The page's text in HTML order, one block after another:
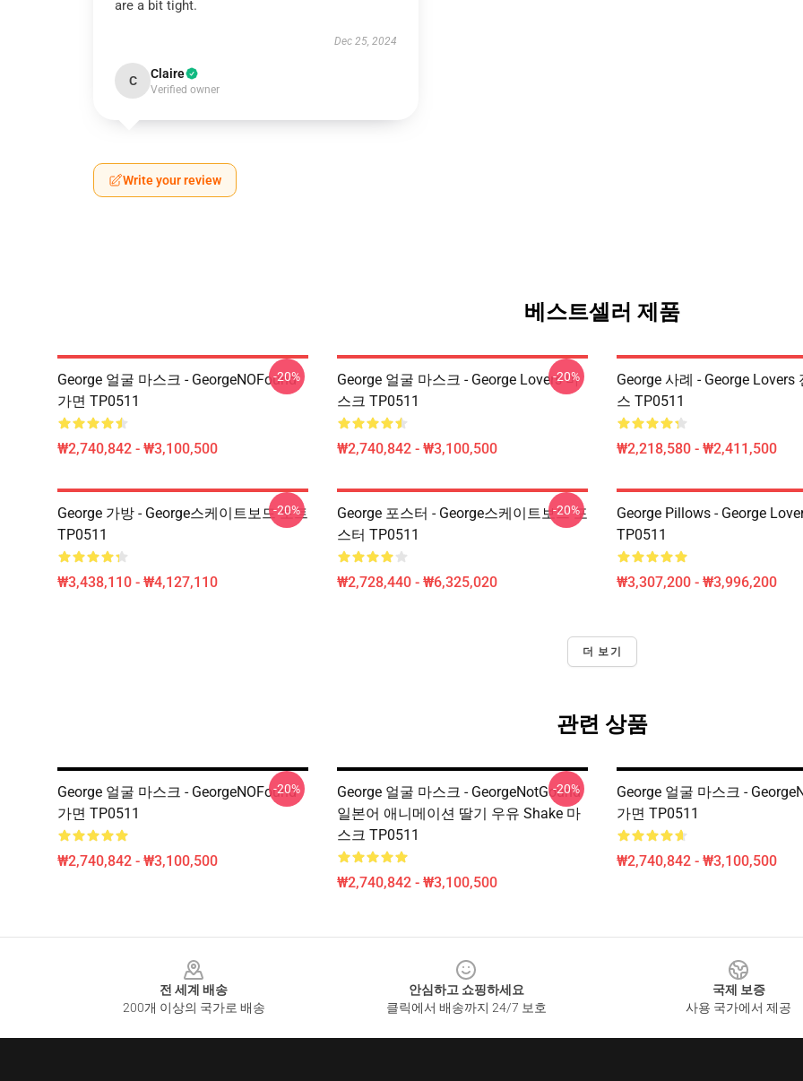
are a bit tight.
Dec 25, 2024
C Claire
Verified owner
Write your review
베스트셀러 제품
George 얼굴 마스크 - GeorgeNOFound
가면 TP0511
₩2,740,842 - ₩3,100,500
-20%
George 얼굴 마스크 - George Lovers 마
스크 TP0511
₩2,740,842 - ₩3,100,500
-20%
George 사례 - George Lovers
스 TP0511
₩2,218,580 - ₩2,411,500
George 가방 - George스케이트보드 토트
TP0511
₩3,438,110 - ₩4,127,110
-20%
George 포스터 - George스케이트보드 포
스터 TP0511
₩2,728,440 - ₩6,325,020
-20%
George Pillows - George
TP0511
₩3,307,200 - ₩3,996,200
더 보기
관련 상품
George 얼굴 마스크 - GeorgeNOFound
가면 TP0511
₩2,740,842 - ₩3,100,500
-20%
George 얼굴 마스크 - GeorgeNotGound
일본어 애니메이션 딸기 우유 Shake 마
스크 TP0511
₩2,740,842 - ₩3,100,500
-20%
George 얼굴 마스크 -
가면 TP0511
₩2,740,842 - ₩3,100,500
전 세계 배송
200개 이상의 국가로 배송
안심하고 쇼핑하세요
클릭에서 배송까지 24/7 보호
국제 보증
사용 국가에서 제공